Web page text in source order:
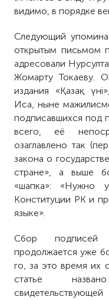
видимо, в порядке
Следующий
открытым письмом
адресовали
Жомарту Токаеву.
издания «Қазақ үні»,
Иса, ныне
подписавшихся под
всего, её
озаглавлено так
закона о
стране», а выше
«шапка»: «Нужно
Конституции РК и
языке».
Сбор
продолжается уже
го, за это время их
статье